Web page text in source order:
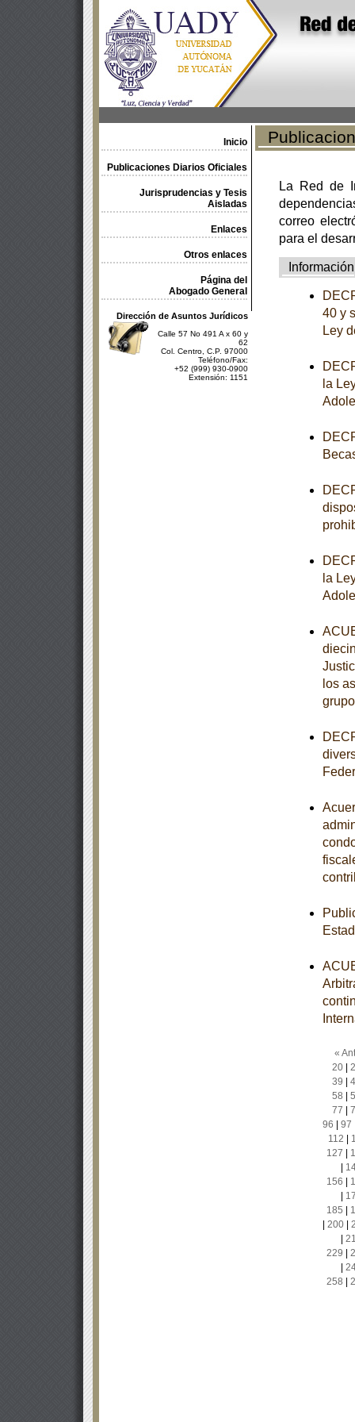
Inicio
Publicaciones Diarios Oficiales
Jurisprudencias y Tesis
Aisladas
Enlaces
Otros enlaces
Página del
Abogado General
Dirección de Asuntos Jurídicos
Calle 57 No 491 A x 60 y
62
Col. Centro, C.P. 97000
Teléfono/Fax:
+52 (999) 930-0900
Extensión: 1151
La Red de
correo
para el
Información
40 y
Ley
la
la
los
«
20|
39
58
77
96
97
112
127
156
185
200|
229
258